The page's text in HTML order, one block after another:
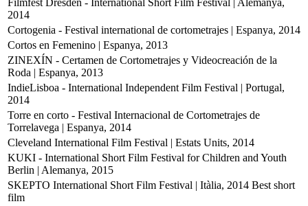
Filmfest Dresden - International Short Film Festival | Alemanya,
2014
Cortogenia - Festival international de cortometrajes | Espanya, 2014
Cortos en Femenino | Espanya, 2013
ZINEXÍN - Certamen de Cortometrajes y Videocreación de la
Roda | Espanya, 2013
IndieLisboa - International Independent Film Festival | Portugal,
2014
Torre en corto - Festival Internacional de Cortometrajes de
Torrelavega | Espanya, 2014
Cleveland International Film Festival | Estats Units, 2014
KUKI - International Short Film Festival for Children and Youth
Berlin | Alemanya, 2015
SKEPTO International Short Film Festival | Itàlia, 2014 Best short
film